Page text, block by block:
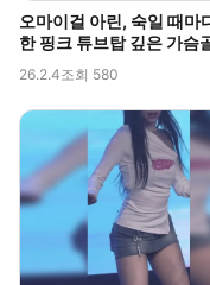
오마이걸 아린, 숙일 때마
한 핑크 튜브탑 깊은 가슴
26.2.4조회 580